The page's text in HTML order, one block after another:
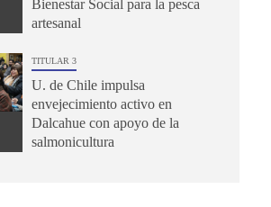
Bienestar Social para la pesca
artesanal
TITULAR 3
U. de Chile impulsa
envejecimiento activo en
Dalcahue con apoyo de la
salmonicultura